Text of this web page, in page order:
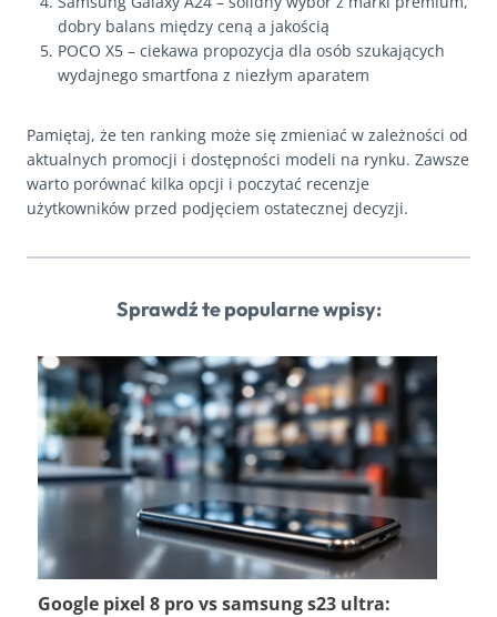
dobry balans między ceną a jakością
POCO X5 – ciekawa propozycja dla osób szukających
wydajnego smartfona z niezłym aparatem
Pamiętaj, że ten ranking może się zmieniać w zależności od
aktualnych promocji i dostępności modeli na rynku. Zawsze
warto porównać kilka opcji i poczytać recenzje
użytkowników przed podjęciem ostatecznej decyzji.
Sprawdź te popularne wpisy:
Google pixel 8 pro vs samsung s23 ultra: